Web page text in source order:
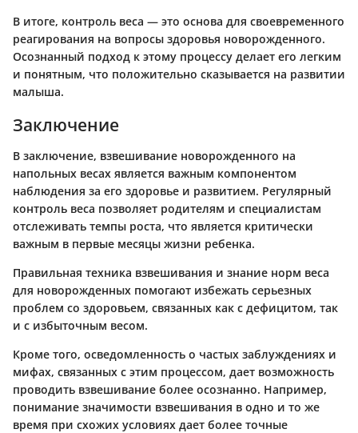
В итоге, контроль веса — это основа для своевременного
реагирования на вопросы здоровья новорожденного.
Осознанный подход к этому процессу делает его легким
и понятным, что положительно сказывается на развитии
малыша.
Заключение
В заключение, взвешивание новорожденного на
напольных весах является важным компонентом
наблюдения за его здоровье и развитием. Регулярный
контроль веса позволяет родителям и специалистам
отслеживать темпы роста, что является критически
важным в первые месяцы жизни ребенка.
Правильная техника взвешивания и знание норм веса
для новорожденных помогают избежать серьезных
проблем со здоровьем, связанных как с дефицитом, так
и с избыточным весом.
Кроме того, осведомленность о частых заблуждениях и
мифах, связанных с этим процессом, дает возможность
проводить взвешивание более осознанно. Например,
понимание значимости взвешивания в одно и то же
время при схожих условиях дает более точные